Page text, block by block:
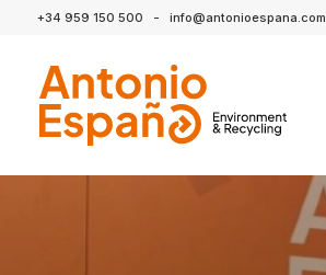
+34 959 150 500 - info@antonioespana.com